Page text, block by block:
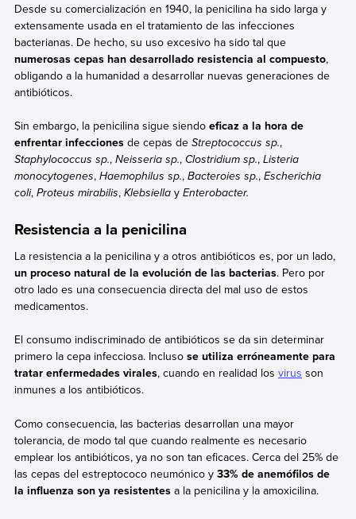
Desde su comercialización en 1940, la penicilina ha sido larga y
extensamente usada en el tratamiento de las infecciones
bacterianas. De hecho, su uso excesivo ha sido tal que
numerosas cepas han desarrollado resistencia al compuesto,
obligando a la humanidad a desarrollar nuevas generaciones de
antibióticos.
Sin embargo, la penicilina sigue siendoeficaz a la hora de
enfrentar infeccionesde cepas de Streptococcus sp.,
Staphylococcus sp., Neisseria sp., Clostridium sp., Listeria
monocytogenes, Haemophilus sp., Bacteroies sp., Escherichia
coli, Proteus mirabilis, Klebsiella y Enterobacter.
Resistencia a la penicilina
La resistencia a la penicilina y a otros antibióticos es, por un lado,
un proceso natural de la evolución de las bacterias. Pero por
otro lado es una consecuencia directa del mal uso de estos
medicamentos.
El consumo indiscriminado de antibióticos se da sin determinar
primero la cepa infecciosa. Inclusose utiliza erróneamente para
tratar enfermedades virales, cuando en realidad los virus son
inmunes a los antibióticos.
Como consecuencia, las bacterias desarrollan una mayor
tolerancia, de modo tal que cuando realmente es necesario
emplear los antibióticos, ya no son tan eficaces. Cerca del 25% de
las cepas del estreptococo neumónico y33% de anemófilos de
la influenza son ya resistentesa la penicilina y la amoxicilina.